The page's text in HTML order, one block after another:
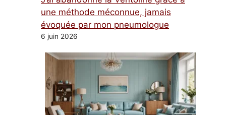
une méthode méconnue, jamais
évoquée par mon pneumologue
6 juin 2026